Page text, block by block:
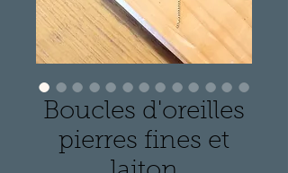
Boucles d'oreilles
pierres fines et